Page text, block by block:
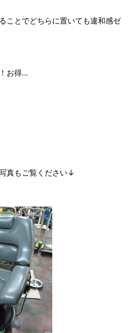
ことでどちらに置いても違和感ゼ
お得…
真もご覧ください↓